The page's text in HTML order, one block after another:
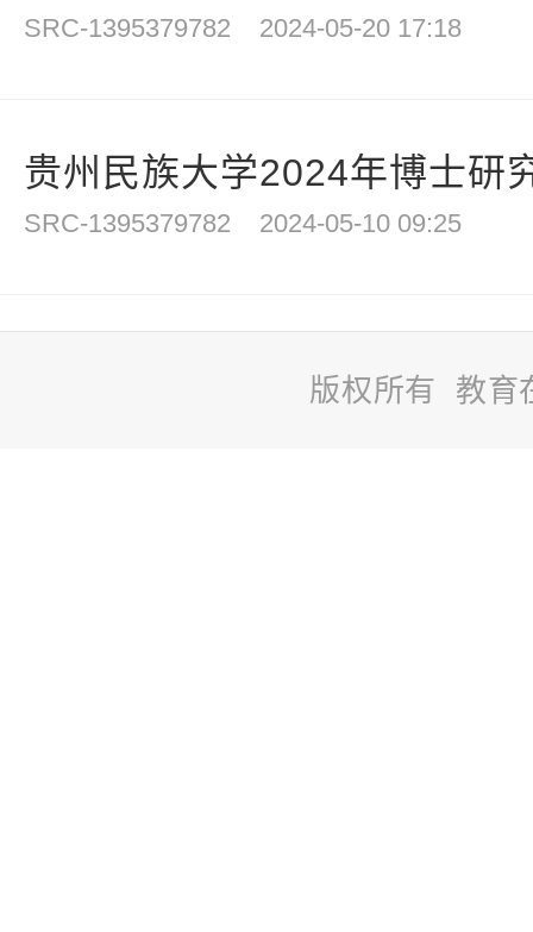
SRC-1395379782 2024-05-20 17:18
贵州民族大学2024年博士研
SRC-1395379782 2024-05-10 09:25
版权所有 教育